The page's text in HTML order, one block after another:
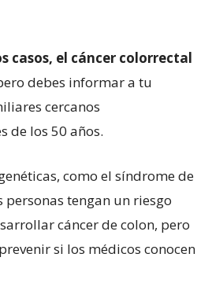
casos, el cáncer colorrectal
debes informar a tu
cercanos
de los 50 años.
como el síndrome de
personas tengan un riesgo
cáncer de colon, pero
si los médicos conocen